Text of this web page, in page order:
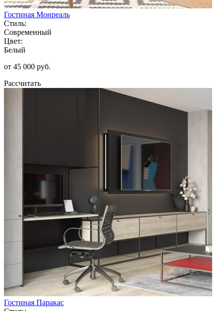
Гостиная Монреаль
Стиль:
Современный
Цвет:
Белый
от 45 000 руб.
Рассчитать
Гостиная Паракас